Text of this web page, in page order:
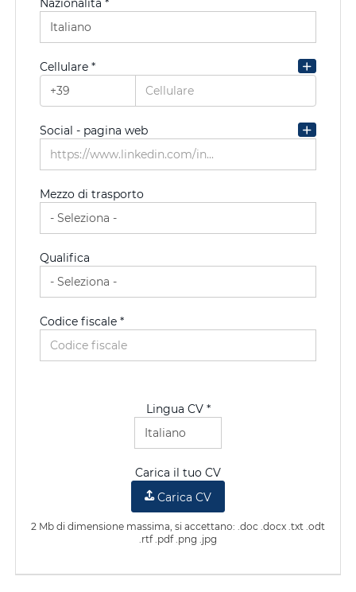
Indirizzo di residenza
Nazionalità *
Cellulare *
Social - pagina web
Mezzo di trasporto
Qualifica
Codice fiscale *
Lingua CV *
Carica il tuo CV
Carica CV
2 Mb di dimensione massima, si accettano: .doc .docx .txt .odt
.rtf .pdf .png .jpg